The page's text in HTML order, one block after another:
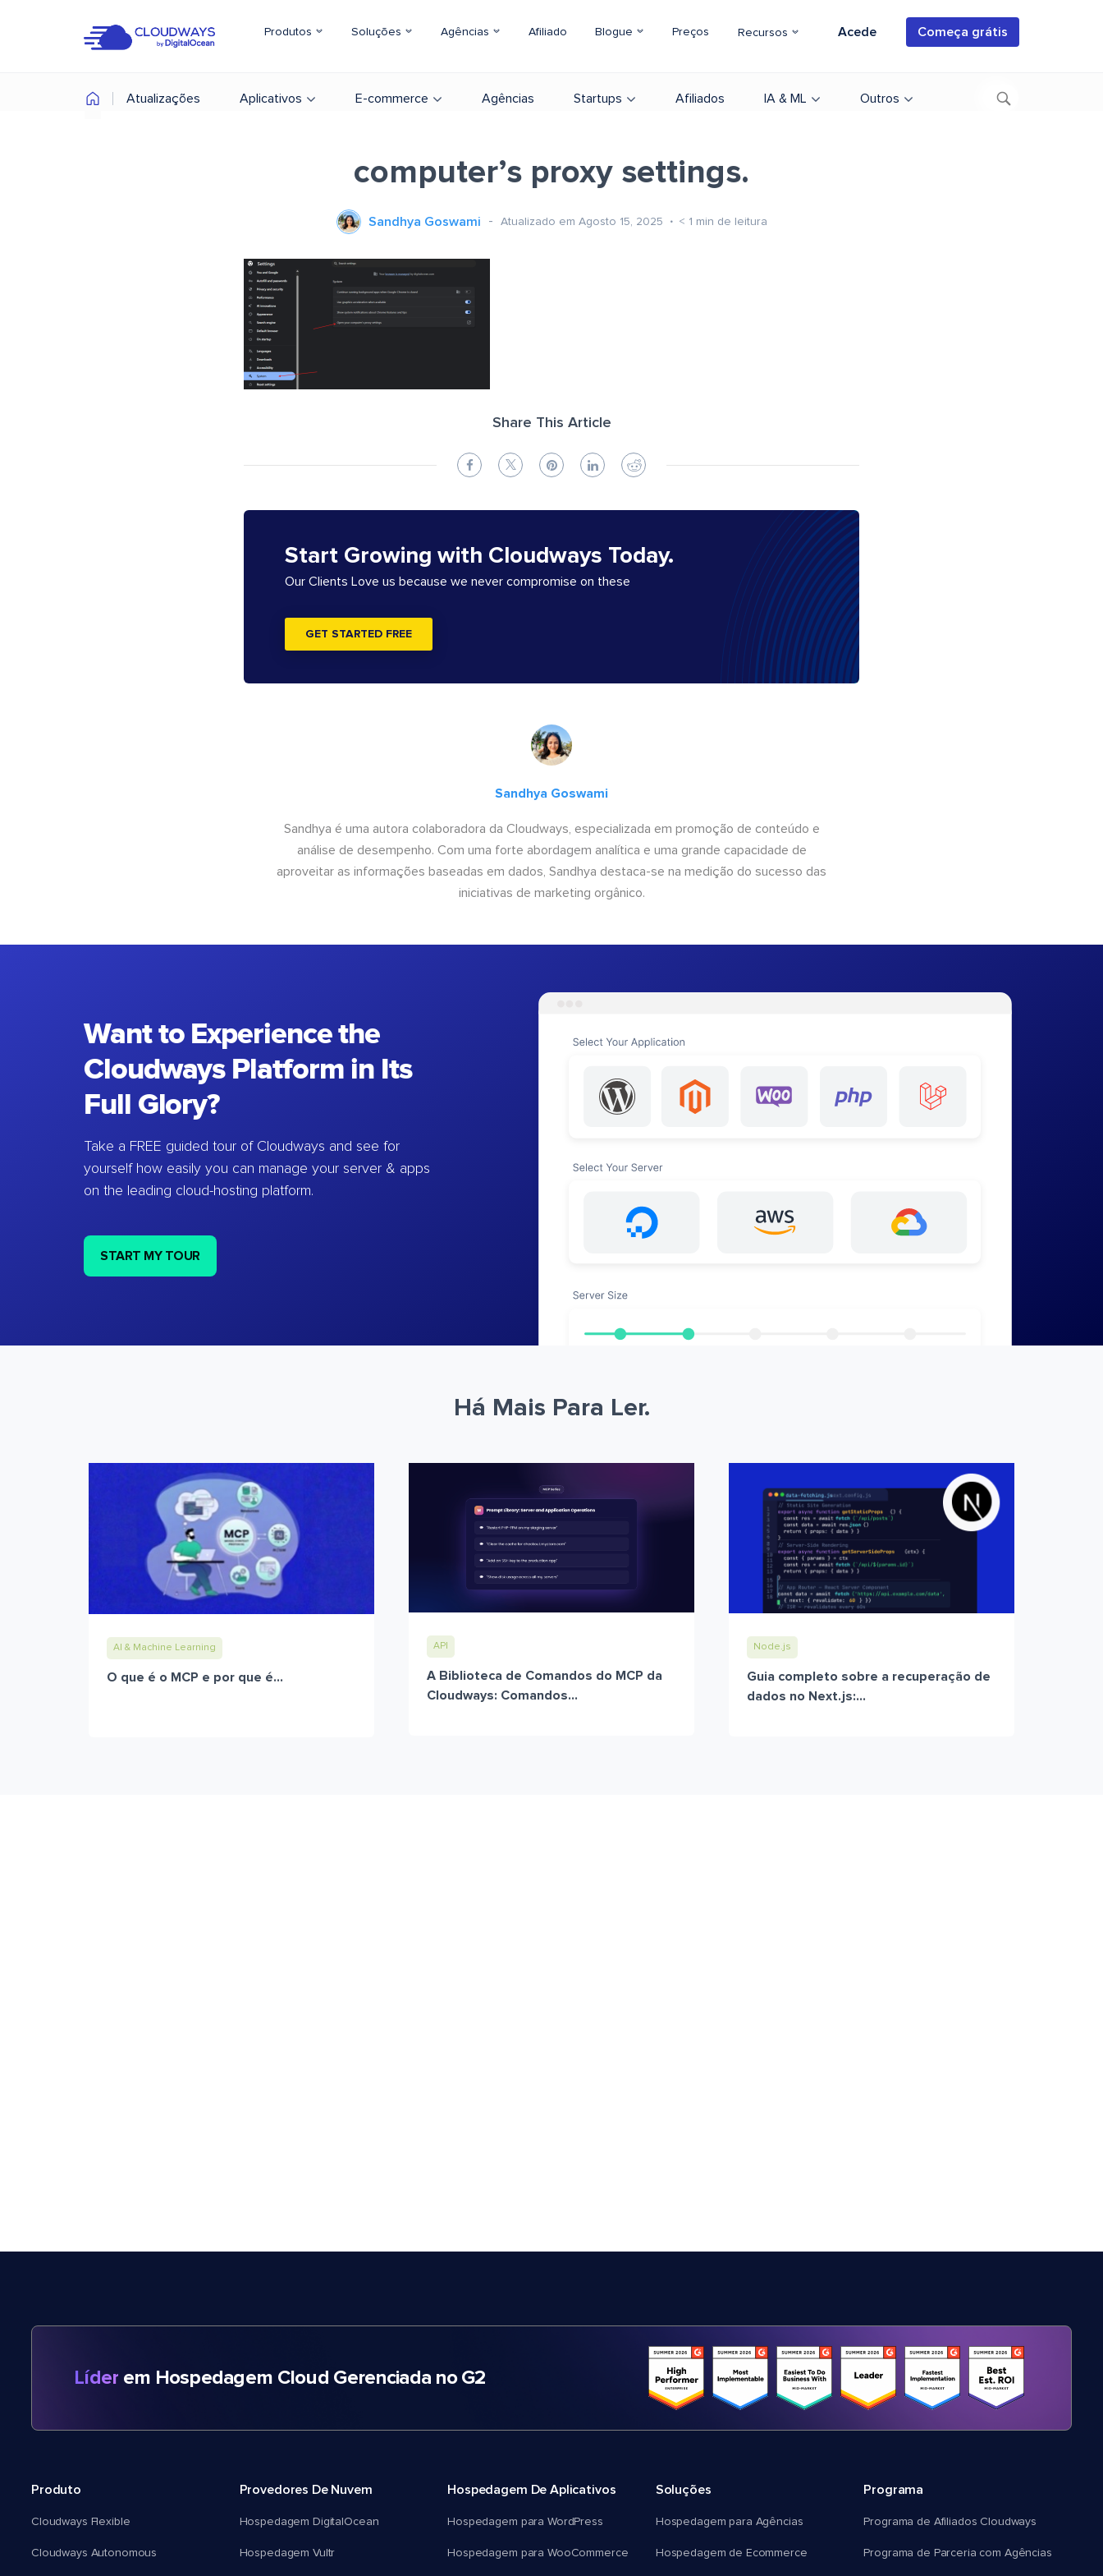
Produtos Soluções Agências Afiliado Blogue Preços Recursos Acede Começa grátis
Atualizações Aplicativos E-commerce Agências Startups Afiliados IA & ML Outros
computer’s proxy settings.
Sandhya Goswami Atualizado em Agosto 15, 2025 < 1 min de leitura
Share This Article
Start Growing with Cloudways Today.
Our Clients Love us because we never compromise on these
GET STARTED FREE
Sandhya Goswami
Sandhya é uma autora colaboradora da Cloudways, especializada em promoção de conteúdo e
análise de desempenho. Com uma forte abordagem analítica e uma grande capacidade de
aproveitar as informações baseadas em dados, Sandhya destaca-se na medição do sucesso das
iniciativas de marketing orgânico.
Want to Experience the
Cloudways Platform in Its
Full Glory?
Take a FREE guided tour of Cloudways and see for
yourself how easily you can manage your server & apps
on the leading cloud-hosting platform.
START MY TOUR
Há Mais Para Ler.
AI & Machine Learning
O que é o MCP e por que é...
API
A Biblioteca de Comandos do MCP da
Cloudways: Comandos...
Node.js
Guia completo sobre a recuperação de
dados no Next.js:...
Líder em Hospedagem Cloud Gerenciada no G2
Produto
Cloudways Flexible
Cloudways Autonomous
Provedores De Nuvem
Hospedagem DigitalOcean
Hospedagem Vultr
Hospedagem De Aplicativos
Hospedagem para WordPress
Hospedagem para WooCommerce
Soluções
Hospedagem para Agências
Hospedagem de Ecommerce
Programa
Programa de Afiliados Cloudways
Programa de Parceria com Agências